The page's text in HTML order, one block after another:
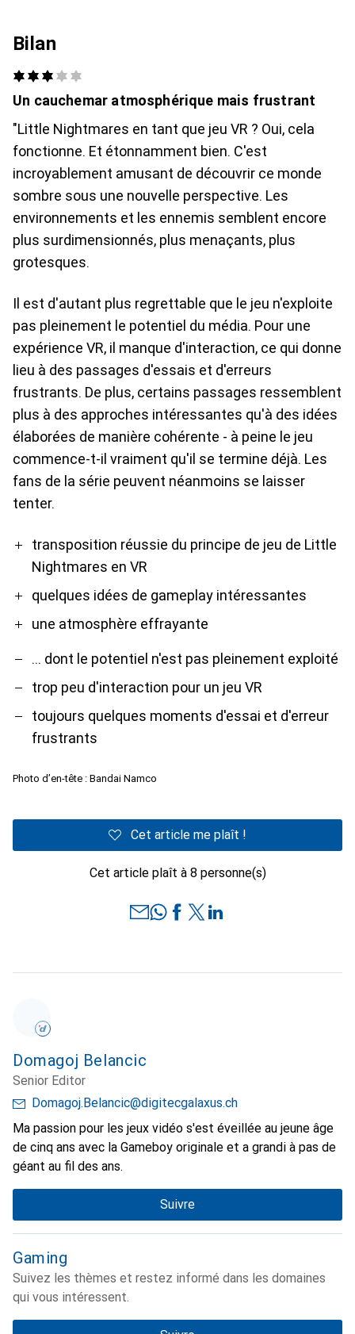
Bilan
Un cauchemar atmosphérique mais frustrant
"Little Nightmares en tant que jeu VR ? Oui, cela
fonctionne. Et étonnamment bien. C'est
incroyablement amusant de découvrir ce monde
sombre sous une nouvelle perspective. Les
environnements et les ennemis semblent encore
plus surdimensionnés, plus menaçants, plus
grotesques.
Il est d'autant plus regrettable que le jeu n'exploite
pas pleinement le potentiel du média. Pour une
expérience VR, il manque d'interaction, ce qui donne
lieu à des passages d'essais et d'erreurs
frustrants. De plus, certains passages ressemblent
plus à des approches intéressantes qu'à des idées
élaborées de manière cohérente - à peine le jeu
commence-t-il vraiment qu'il se termine déjà. Les
fans de la série peuvent néanmoins se laisser
tenter.
Protransposition réussie du principe de jeu de Little
Nightmares en VR
quelques idées de gameplay intéressantes
une atmosphère effrayante
Contre
... dont le potentiel n'est pas pleinement exploité
trop peu d'interaction pour un jeu VR
toujours quelques moments d'essai et d'erreur
frustrants
Photo d’en-tête : Bandai Namco
Cet article me plaît !
Cet article plaît à 8 personne(s)
Domagoj Belancic
Senior Editor
Domagoj.Belancic@digitecgalaxus.ch
Ma passion pour les jeux vidéo s'est éveillée au jeune âge
de cinq ans avec la Gameboy originale et a grandi à pas de
géant au fil des ans.
Suivre
Gaming
Suivez les thèmes et restez informé dans les domaines
qui vous intéressent.